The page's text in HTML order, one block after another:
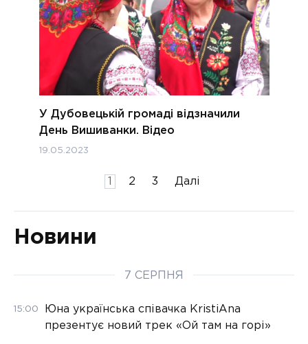
У Дубовецькій громаді відзначили
День Вишиванки. Відео
19.05.2023
2 3 Далі
Новини
7 СЕРПНЯ
15:00
Юна українська співачка KristiAna
презентує новий трек «Ой там на горі»